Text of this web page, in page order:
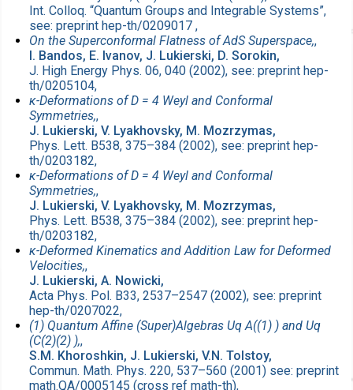
Int. Colloq. “Quantum Groups and Integrable Systems”,
see: preprint hep-th/0209017 ,
On the Superconformal Flatness of AdS Superspace,,
I. Bandos, E. Ivanov, J. Lukierski, D. Sorokin,
J. High Energy Phys. 06, 040 (2002), see: preprint hep-
th/0205104,
κ-Deformations of D = 4 Weyl and Conformal
Symmetries,,
J. Lukierski, V. Lyakhovsky, M. Mozrzymas,
Phys. Lett. B538, 375–384 (2002), see: preprint hep-
th/0203182,
κ-Deformations of D = 4 Weyl and Conformal
Symmetries,,
J. Lukierski, V. Lyakhovsky, M. Mozrzymas,
Phys. Lett. B538, 375–384 (2002), see: preprint hep-
th/0203182,
κ-Deformed Kinematics and Addition Law for Deformed
Velocities,,
J. Lukierski, A. Nowicki,
Acta Phys. Pol. B33, 2537–2547 (2002), see: preprint
hep-th/0207022,
(1) Quantum Affine (Super)Algebras Uq A((1) ) and Uq
(C(2)(2) ),,
S.M. Khoroshkin, J. Lukierski, V.N. Tolstoy,
Commun. Math. Phys. 220, 537–560 (2001) see: preprint
math.QA/0005145 (cross ref math-th),